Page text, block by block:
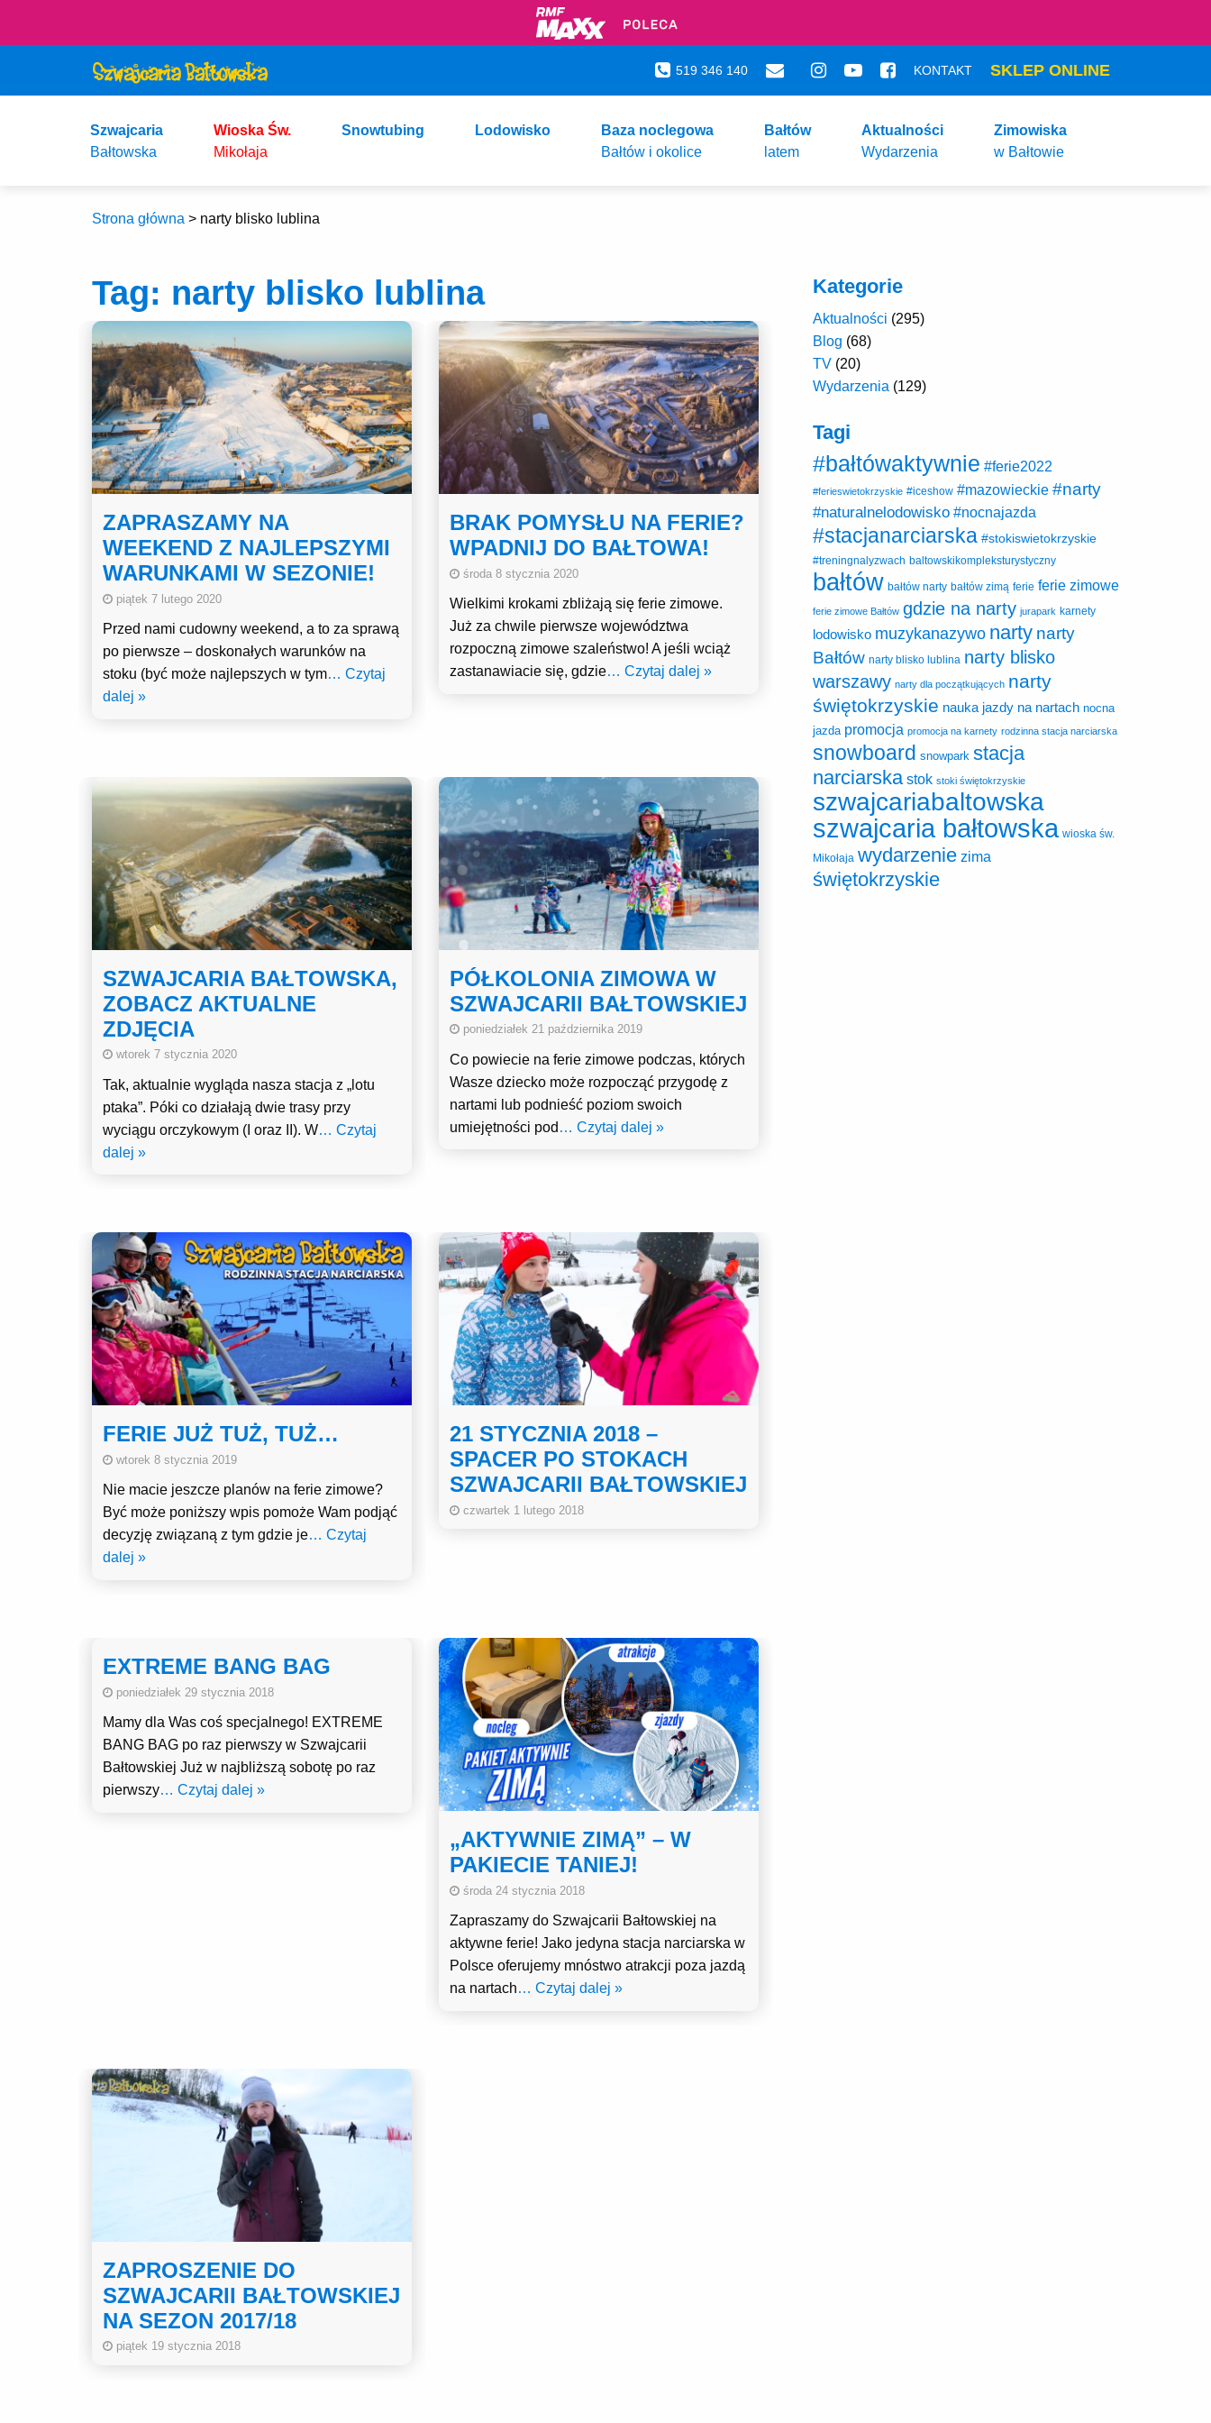
SKLEP ONLINE
KONTAKT
519 346 140
Szwajcaria
Bałtowska
Wioska Św.
Mikołaja
Snowtubing Lodowisko
Baza noclegowa
Bałtów i okolice
Bałtów
latem
Aktualności
Wydarzenia
Zimowiska
w Bałtowie
Strona główna > narty blisko lublina
Tag: narty blisko lublina
ZAPRASZAMY NA
WEEKEND Z NAJLEPSZYMI
WARUNKAMI W SEZONIE!
piątek 7 lutego 2020
Przed nami cudowny weekend, a to za sprawą
po pierwsze – doskonałych warunków na
stoku (być może najlepszych w tym… Czytaj
dalej »
BRAK POMYSŁU NA FERIE?
WPADNIJ DO BAŁTOWA!
środa 8 stycznia 2020
Wielkimi krokami zbliżają się ferie zimowe.
Już za chwile pierwsze województwa
rozpoczną zimowe szaleństwo! A jeśli wciąż
zastanawiacie się, gdzie… Czytaj dalej »
SZWAJCARIA BAŁTOWSKA,
ZOBACZ AKTUALNE
ZDJĘCIA
wtorek 7 stycznia 2020
Tak, aktualnie wygląda nasza stacja z „lotu
ptaka”. Póki co działają dwie trasy przy
wyciągu orczykowym (I oraz II). W… Czytaj
dalej »
PÓŁKOLONIA ZIMOWA W
SZWAJCARII BAŁTOWSKIEJ
poniedziałek 21 października 2019
Co powiecie na ferie zimowe podczas, których
Wasze dziecko może rozpocząć przygodę z
nartami lub podnieść poziom swoich
umiejętności pod … Czytaj dalej »
FERIE JUŻ TUŻ, TUŻ…
wtorek 8 stycznia 2019
Nie macie jeszcze planów na ferie zimowe?
Być może poniższy wpis pomoże Wam podjąć
decyzję związaną z tym gdzie je… Czytaj
dalej »
21 STYCZNIA 2018 –
SPACER PO STOKACH
SZWAJCARII BAŁTOWSKIEJ
czwartek 1 lutego 2018
EXTREME BANG BAG
poniedziałek 29 stycznia 2018
Mamy dla Was coś specjalnego! EXTREME
BANG BAG po raz pierwszy w Szwajcarii
Bałtowskiej Już w najbliższą sobotę po raz
pierwszy… Czytaj dalej »
„AKTYWNIE ZIMĄ” – W
PAKIECIE TANIEJ!
środa 24 stycznia 2018
Zapraszamy do Szwajcarii Bałtowskiej na
aktywne ferie! Jako jedyna stacja narciarska w
Polsce oferujemy mnóstwo atrakcji poza jazdą
na nartach… Czytaj dalej »
ZAPROSZENIE DO
SZWAJCARII BAŁTOWSKIEJ
NA SEZON 2017/18
piątek 19 stycznia 2018
Kategorie
Aktualności (295)
Blog (68)
TV(20)
Wydarzenia (129)
Tagi
#bałtówaktywnie #ferie2022
#ferieswietokrzyskie #iceshow #mazowieckie #narty
#naturalnelodowisko #nocnajazda
#stacjanarciarska #stokiswietokrzyskie
#treningnalyzwach baltowskikompleksturystyczny
bałtów bałtów narty bałtów zimą ferie ferie zimowe
ferie zimowe Bałtów gdzie na narty jurapark karnety
lodowisko muzykanazywo narty narty
Bałtów narty blisko lublina narty blisko
warszawy narty dla początkujących narty
świętokrzyskie nauka jazdy na nartach nocna
jazda promocja promocja na karnety rodzinna stacja narciarska
snowboard snowpark stacja
narciarska stok stoki świętokrzyskie
szwajcariabaltowska
szwajcaria bałtowska wioska św.
Mikołaja wydarzenie zima
świętokrzyskie